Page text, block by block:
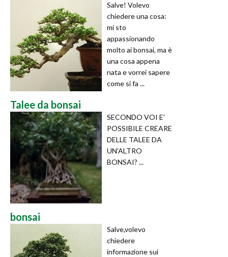
Salve! Volevo
chiedere una cosa:
mi sto
appassionando
molto ai bonsai, ma è
una cosa appena
nata e vorrei sapere
come si fa ...
Talee da bonsai
SECONDO VOI E'
POSSIBILE CREARE
DELLE TALEE DA
UN'ALTRO
BONSAI? ...
bonsai
Salve,volevo
chiedere
informazione sui